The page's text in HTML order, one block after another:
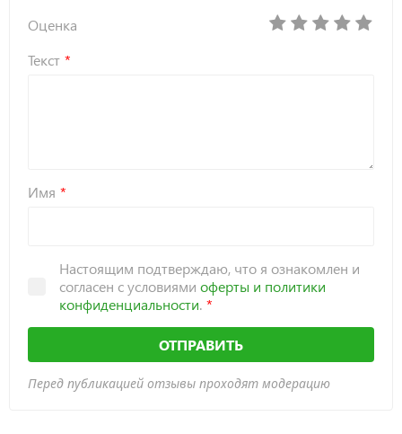
Оценка
Текст
Имя
Настоящим подтверждаю, что я ознакомлен и
согласен с условиями оферты и политики
конфиденциальности.
ОТПРАВИТЬ
Перед публикацией отзывы проходят модерацию